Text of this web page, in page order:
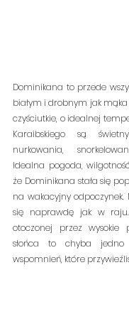
Dominikana to przede
białym i drobnym jak mąka
czyściutkie, o idealnej
Karaibskiego są
nurkowania,
Idealna pogoda,
że Dominikana stała się
na wakacyjny
się naprawdę jak w
otoczonej przez
słońca to chyba jedno
wspomnień, które